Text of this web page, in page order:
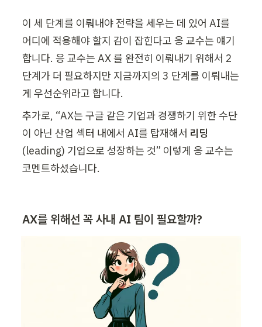
이 세 단계를 이뤄내야 전략을 세우는 데 있어 AI를
어디에 적용해야 할지 감이 잡힌다고 응 교수는 얘기
합니다. 응 교수는 AX 를 완전히 이뤄내기 위해서 2
단계가 더 필요하지만 지금까지의 3 단계를 이뤄내는
게 우선순위라고 합니다.
추가로, “AX는 구글 같은 기업과 경쟁하기 위한 수단
이 아닌 산업 섹터 내에서 AI를 탑재해서 리딩
(leading) 기업으로 성장하는 것” 이렇게 응 교수는
코멘트하셨습니다.
AX를 위해선 꼭 사내 AI 팀이 필요할까?